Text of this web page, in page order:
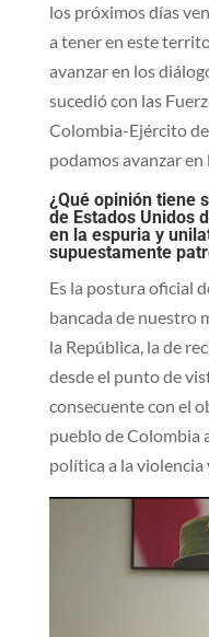
los próximos días
a tener en este
avanzar en los
sucedió con las
Colombia-Ejército
podamos avanzar en
¿Qué opinión tiene
de Estados Unidos
en la espuria y
supuestamente
Es la postura oficial
bancada de nuestro
la República, la de
desde el punto de
consecuente con el
pueblo de Colombia
política a la violencia